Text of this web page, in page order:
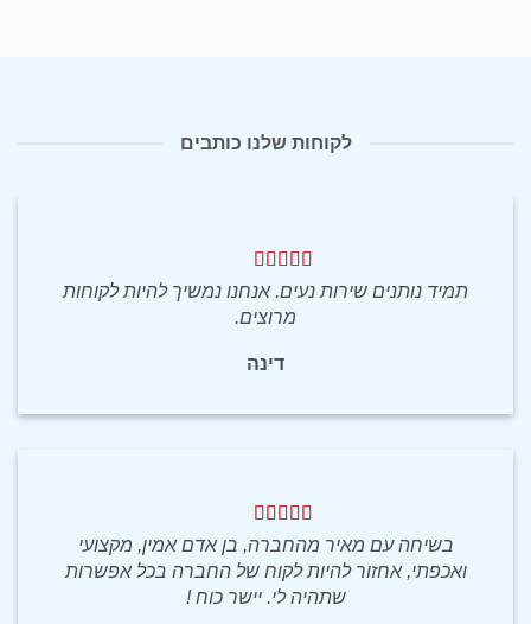
לקוחות שלנו כותבים
תמיד נותנים שירות נעים. אנחנו נמשיך להיות לקוחות
מרוצים.
דינה
בשיחה עם מאיר מהחברה, בן אדם אמין, מקצועי
ואכפתי, אחזור להיות לקוח של החברה בכל אפשרות
שתהיה לי. יישר כוח !